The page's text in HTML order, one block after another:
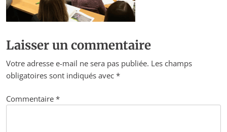
Laisser un commentaire
Votre adresse e-mail ne sera pas publiée. Les champs
obligatoires sont indiqués avec *
Commentaire *